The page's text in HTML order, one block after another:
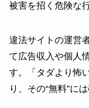
被害を招く危険な
違法サイトの運営
て広告収入や個人
す。「タダより怖
り、その“無料”に